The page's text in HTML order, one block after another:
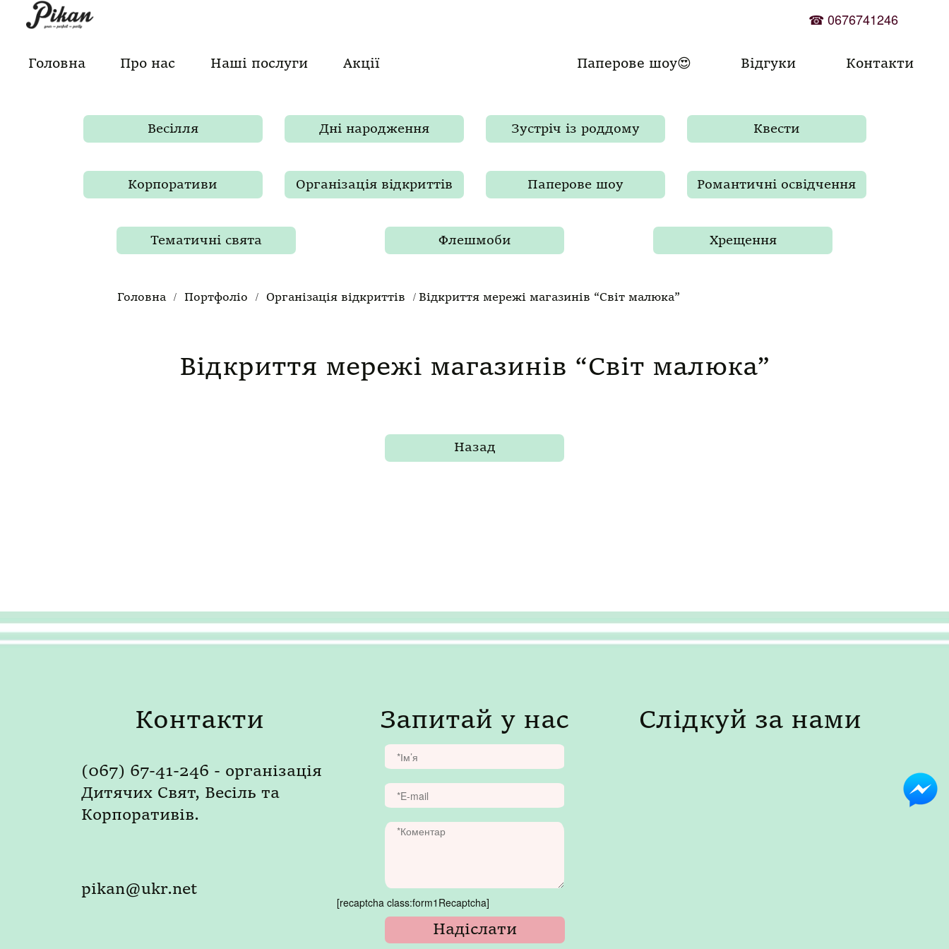
☎0676741246
Головна Про нас Наші послуги Акції Паперове шоу😍 Відгуки Контакти
Весілля Дні народження Зустріч із роддому Квести
Корпоративи Організація відкриттів Паперове шоу Романтичні освідчення
Тематичні свята Флешмоби Хрещення
Головна / Портфоліо / Організація відкриттів / Відкриття мережі магазинів “Світ малюка”
Відкриття мережі магазинів “Світ малюка”
Контакти
(067) 67-41-246 - організація
Дитячих Свят, Весіль та
Корпоративів.
pikan@ukr.net
Запитай у нас
[recaptcha class:form1Recaptcha]
Слідкуй за нами